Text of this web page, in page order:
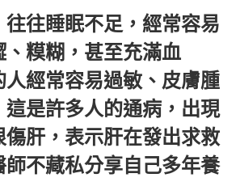
往往睡眠不足，經常容易
、糢糊，甚至充滿血
經常容易過敏、皮膚腫
是許多人的通病，出現
傷肝，表示肝在發出求救
師不藏私分享自己多年養